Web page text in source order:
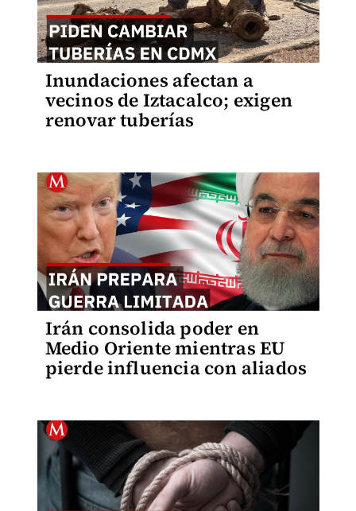
Inundaciones afectan a
vecinos de Iztacalco; exigen
renovar tuberías
Irán consolida poder en
Medio Oriente mientras EU
pierde influencia con aliados